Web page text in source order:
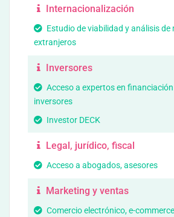
Internacionalización
Estudio de viabilidad y análisis de
extranjeros
Inversores
Acceso a expertos en
inversores
Investor DECK
Legal, jurídico, fiscal
Acceso a abogados, asesores
Marketing y ventas
Comercio electrónico, e-commerce